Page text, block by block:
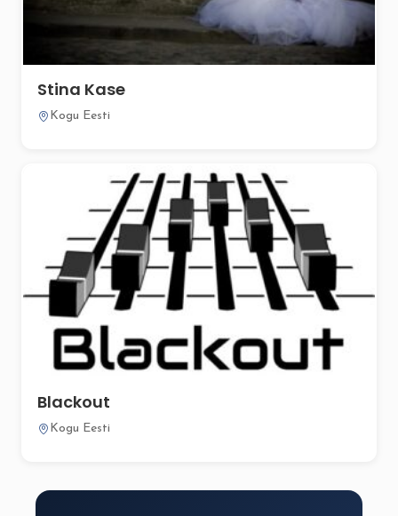
Stina Kase
Kogu Eesti
Blackout
Kogu Eesti